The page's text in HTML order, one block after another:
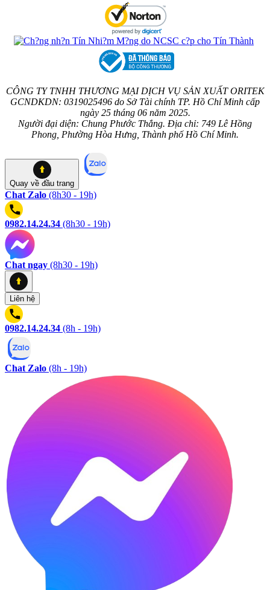
CÔNG TY TNHH THƯƠNG MẠI DỊCH VỤ SẢN XUẤT ORITEK
GCNDKDN: 0319025496 do Sở Tài chính TP. Hồ Chí Minh cấp
ngày 25 tháng 06 năm 2025.
Người đại diện: Chung Phước Thắng. Địa chỉ: 749 Lê Hồng
Phong, Phường Hòa Hưng, Thành phố Hồ Chí Minh.
Quay về đầu trang
Chat Zalo (8h30 - 19h)
0982.14.24.34 (8h30 - 19h)
Chat ngay (8h30 - 19h)
Liên hệ
0982.14.24.34 (8h - 19h)
Chat Zalo (8h - 19h)